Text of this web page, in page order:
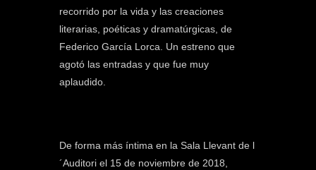
recorrido por la vida y las creaciones
literarias, poéticas y dramatúrgicas, de
Federico García Lorca. Un estreno que
agotó las entradas y que fue muy
aplaudido.
De forma más íntima en la Sala Llevant de l
´Auditori el 15 de noviembre de 2018,